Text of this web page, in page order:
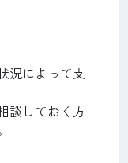
況によって支
談しておく方